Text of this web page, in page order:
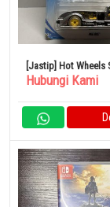
[Jastip] Hot Wheels
CHROMES MIG RIG
Hubungi Kami